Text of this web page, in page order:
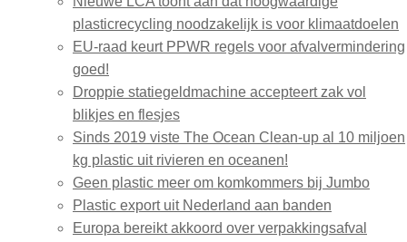
plasticrecycling noodzakelijk is voor klimaatdoelen
EU-raad keurt PPWR regels voor afvalvermindering
goed!
Droppie statiegeldmachine accepteert zak vol
blikjes en flesjes
Sinds 2019 viste The Ocean Clean-up al 10 miljoen
kg plastic uit rivieren en oceanen!
Geen plastic meer om komkommers bij Jumbo
Plastic export uit Nederland aan banden
Europa bereikt akkoord over verpakkingsafval